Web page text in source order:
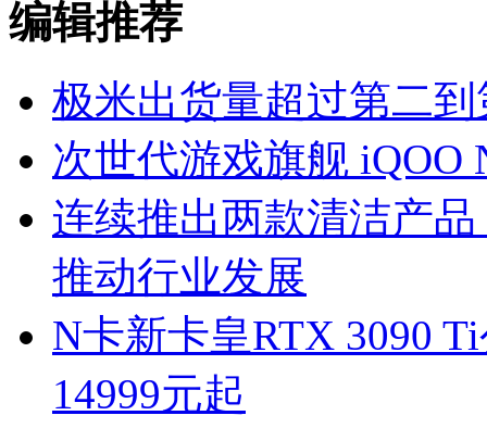
编辑推荐
极米出货量超过第二
次世代游戏旗舰 iQOO
连续推出两款清洁产
推动行业发展
N卡新卡皇RTX 3090
14999元起